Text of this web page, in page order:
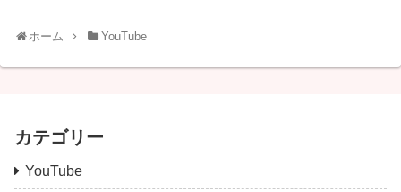
ホーム YouTube
カテゴリー
YouTube